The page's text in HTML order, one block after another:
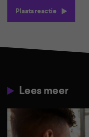
Plaats reactie
Lees meer